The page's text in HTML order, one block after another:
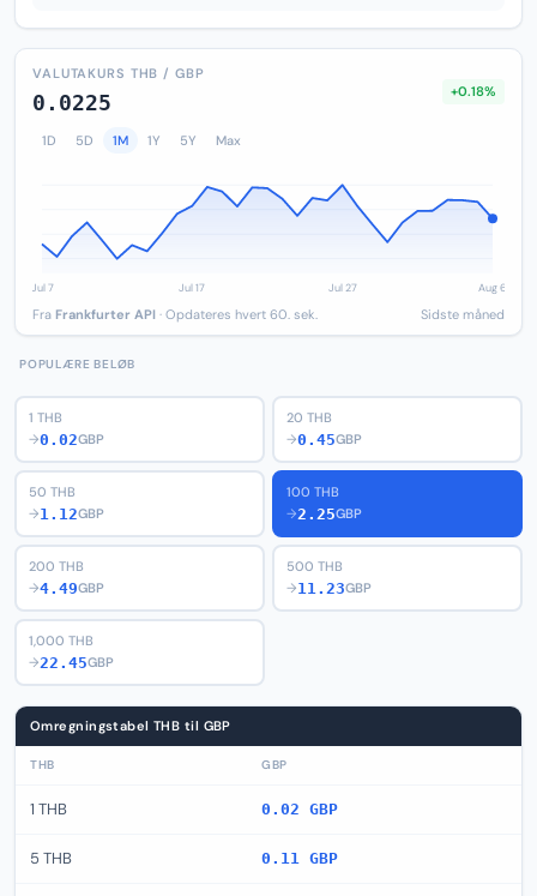
VALUTAKURS THB / GBP
0.0225 +0.18%
1D 5D 1M 1Y 5Y Max
Fra Frankfurter API · Opdateres hvert 60. sek. Sidste måned
POPULÆRE BELØB
1 THB
→0.02GBP
20 THB
→0.45GBP
50 THB
→1.12GBP
100 THB
→2.25GBP
200 THB
→4.49GBP
500 THB
→11.23GBP
1,000 THB
→22.45GBP
Omregningstabel THB til GBP
THB GBP
1 THB 0.02 GBP
5 THB 0.11 GBP